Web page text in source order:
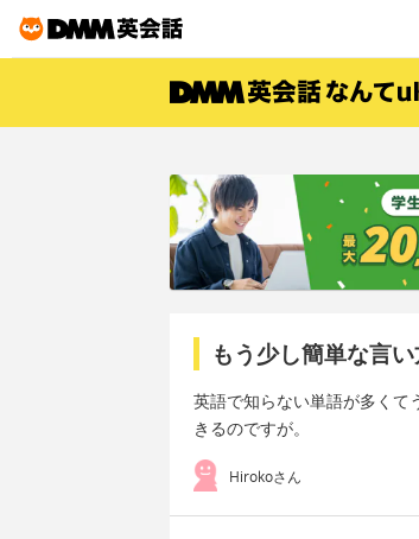
もう少し簡単な言
英語で知らない単語が多くて
きるのですが。
Hirokoさん